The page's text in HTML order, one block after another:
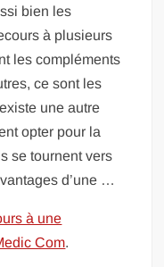
bien les
à plusieurs
les compléments
ce sont les
une autre
opter pour la
se tournent vers
d’une …
à une
Com.